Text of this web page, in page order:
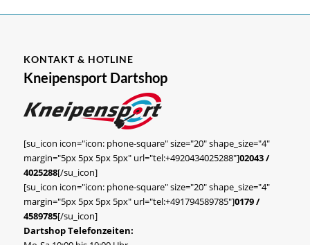
KONTAKT & HOTLINE
Kneipensport Dartshop
[su_icon icon="icon: phone-square" size="20" shape_size="4"
margin="5px 5px 5px 5px" url="tel:+4920434025288"]02043 /
4025288[/su_icon]
[su_icon icon="icon: phone-square" size="20" shape_size="4"
margin="5px 5px 5px 5px" url="tel:+491794589785"]0179 /
4589785[/su_icon]
Dartshop Telefonzeiten: